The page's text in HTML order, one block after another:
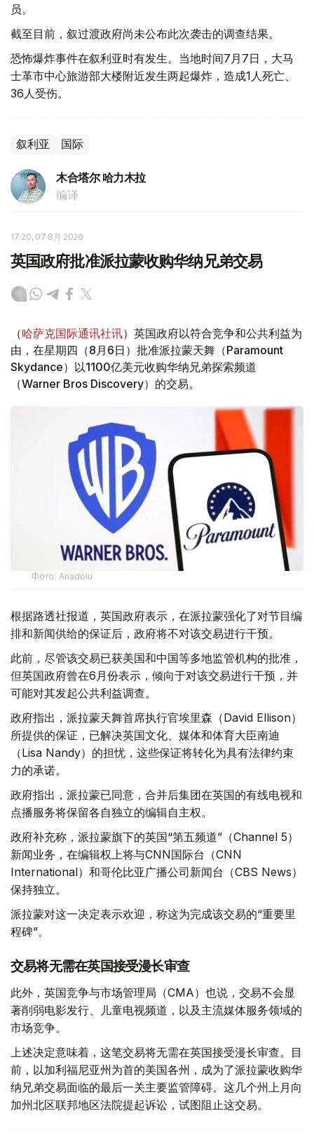
员。
截至目前，叙过渡政府尚未公布此次袭击的调查结果。
恐怖爆炸事件在叙利亚时有发生。当地时间7月7日，大马
士革市中心旅游部大楼附近发生两起爆炸，造成1人死亡、
36人受伤。
叙利亚 国际
木合塔尔 哈力木拉
编译
17:20, 07 8月 2026
英国政府批准派拉蒙收购华纳兄弟交易
（哈萨克国际通讯社讯）英国政府以符合竞争和公共利益为
由，在星期四（8月6日）批准派拉蒙天舞（Paramount
Skydance）以1100亿美元收购华纳兄弟探索频道
（Warner Bros Discovery）的交易。
Фото: Аnadolu
根据路透社报道，英国政府表示，在派拉蒙强化了对节目编
排和新闻供给的保证后，政府将不对该交易进行干预。
此前，尽管该交易已获美国和中国等多地监管机构的批准，
但英国政府曾在6月份表示，倾向于对该交易进行干预，并
可能对其发起公共利益调查。
政府指出，派拉蒙天舞首席执行官埃里森（David Ellison）
所提供的保证，已解决英国文化、媒体和体育大臣南迪
（Lisa Nandy）的担忧，这些保证将转化为具有法律约束
力的承诺。
政府指出，派拉蒙已同意，合并后集团在英国的有线电视和
点播服务将保留各自独立的编辑自主权。
政府补充称，派拉蒙旗下的英国“第五频道”（Channel 5）
新闻业务，在编辑权上将与CNN国际台（CNN
International）和哥伦比亚广播公司新闻台（CBS News）
保持独立。
派拉蒙对这一决定表示欢迎，称这为完成该交易的“重要里
程碑”。
交易将无需在英国接受漫长审查
此外，英国竞争与市场管理局（CMA）也说，交易不会显
著削弱电影发行、儿童电视频道，以及主流媒体服务领域的
市场竞争。
上述决定意味着，这笔交易将无需在英国接受漫长审查。目
前，以加利福尼亚州为首的美国各州，成为了派拉蒙收购华
纳兄弟交易面临的最后一关主要监管障碍。这几个州上月向
加州北区联邦地区法院提起诉讼，试图阻止这交易。